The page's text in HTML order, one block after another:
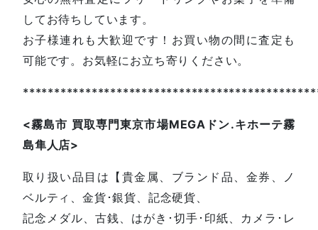
してお待ちしています。
お子様連れも大歓迎です！お買い物の間に査定も
可能です。お気軽にお立ち寄りください。
<霧島市 買取専門東京市場MEGA ドン.キホーテ霧
島隼人店>
取り扱い品目は【貴金属、ブランド品、金券、ノ
ベルティ、金貨･銀貨、記念硬貨、
記念メダル、古銭、はがき･切手･印紙、カメラ･レ